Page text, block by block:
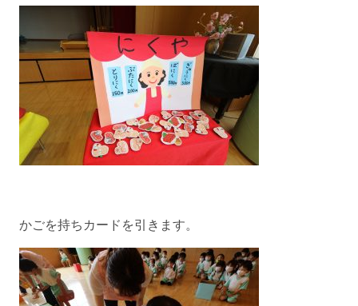
かごを持ちカードを引きます。